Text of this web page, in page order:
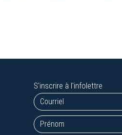
S'inscrire à l'infolettre